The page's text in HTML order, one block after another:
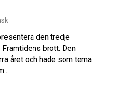
den tredje
brott. Den
året och hade som tema